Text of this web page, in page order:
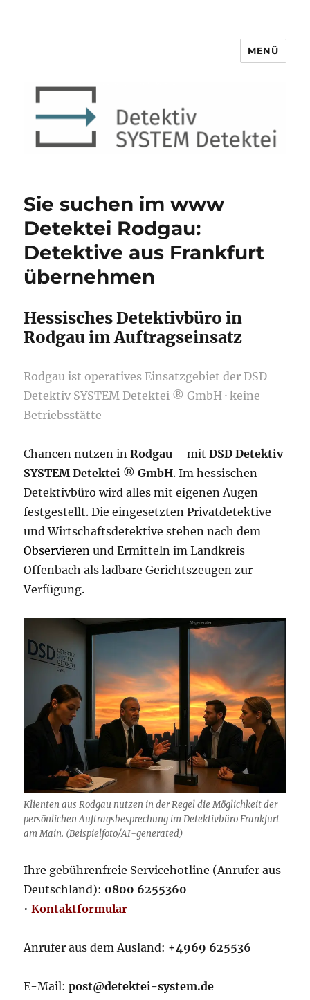
Detektiv SYSTEM Detektei ®
MENÜ
Sie suchen im www
Detektei Rodgau:
Detektive aus Frankfurt
übernehmen
Hessisches Detektivbüro in
Rodgau im Auftragseinsatz
Rodgau ist operatives Einsatzgebiet der DSD
Detektiv SYSTEM Detektei ® GmbH · keine
Betriebsstätte
Chancen nutzen inRodgau – mitDSD Detektiv
SYSTEM Detektei ® GmbH. Im hessischen
Detektivbüro wird alles mit eigenen Augen
festgestellt. Die eingesetzten Privatdetektive
und Wirtschaftsdetektive stehen nach dem
Observieren und Ermitteln im Landkreis
Offenbach als ladbare Gerichtszeugen zur
Verfügung.
Klienten aus Rodgau nutzen in der Regel die Möglichkeit der
persönlichen Auftragsbesprechung im Detektivbüro Frankfurt
am Main. (Beispielfoto/AI-generated)
Ihre gebührenfreie Servicehotline (Anrufer aus
Deutschland): 0800 6255360
•Kontaktformular
Anrufer aus dem Ausland: +4969 625536
E-Mail:post@detektei-system.de